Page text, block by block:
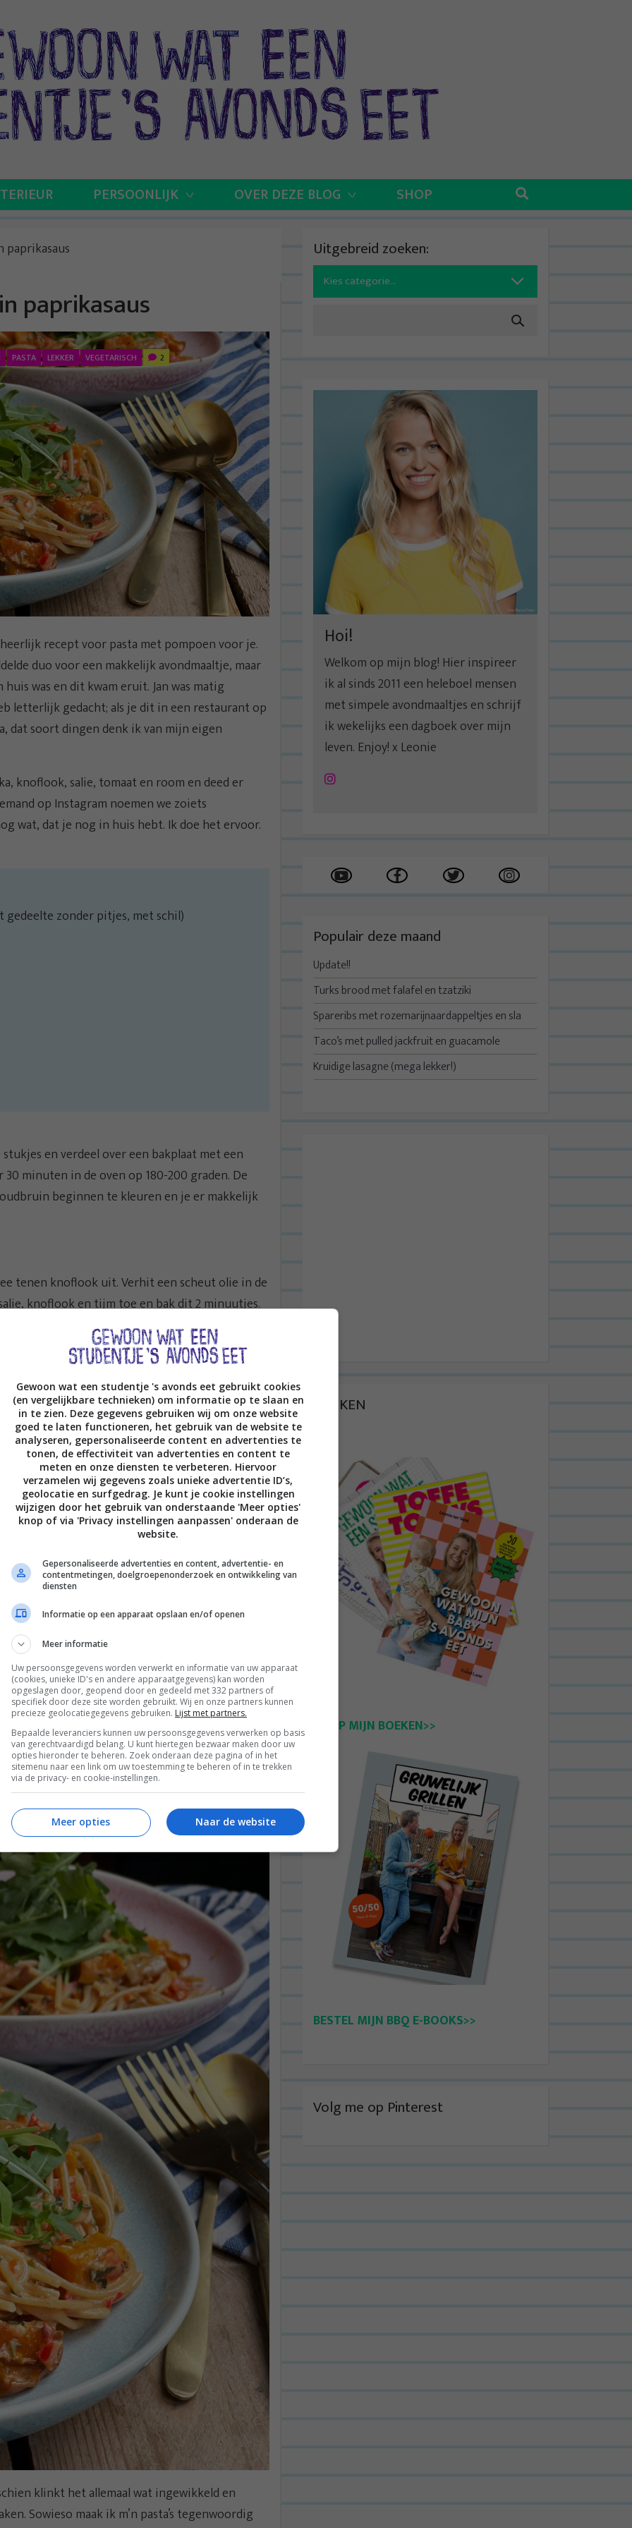
PERSOONLIJK OVER DEZE BLOG SHOP
paprikasaus
paprikasaus
PASTA LEKKER VEGETARISCH 2
recept voor pasta met pompoen voor je.
duo voor een makkelijk avondmaaltje, maar
was en dit kwam eruit. Jan was matig
letterlijk gedacht; als je dit in een restaurant op
dat soort dingen denk ik van mijn eigen
knoflook, salie, tomaat en room en deed er
op Instagram noemen we zoiets
wat, dat je nog in huis hebt. Ik doe het ervoor.
gedeelte zonder pitjes, met schil)
en verdeel over een bakplaat met een
minuten in de oven op 180-200 graden. De
beginnen te kleuren en je er makkelijk
tenen knoflook uit. Verhit een scheut olie in de
knoflook en tijm toe en bak dit 2 minuutjes.
en voeg die dan toe aan de pan. Halveer
minuten ook toe aan de pan. Bak het eventjes
vuur eventjes wat hoger, zodat het lekker gaat
de pan van het vuur. Doe de saus in een
een hakmmolen die hittebestendig is. Ik
stukjes vlak, maar dat is prima. Als het maar
totdat de pasta klaar is.
af en bewaar een kopje van het kookvocht.
en dit zet je nog heel even aan om het
kookvocht bij de saus om ‘m dunner te
mengt, maar zet het vuur daarna ook weer
totdat de saus een mooie dikte heeft.
van gewoon water uit de kraan, omdat
en die bindt een saus. Dus dat is vet chill.
de pasta en top ‘m af met rucola. Eet
klinkt het allemaal wat ingewikkeld en
Sowieso maak ik m’n pasta’s tegenwoordig
Uitgebreid zoeken:
Search
for:
Hoi!
Welkom op mijn blog! Hier inspireer
ik al sinds 2011 een heleboel mensen
met simpele avondmaaltjes en schrijf
ik wekelijks een dagboek over mijn
leven. Enjoy! x Leonie
Instagram
Populair deze maand
Update!!
Turks brood met falafel en tzatziki
Spareribs met rozemarijnaardappeltjes en sla
Taco’s met pulled jackfruit en guacamole
Kruidige lasagne (mega lekker!)
BOEKEN
KOOP MIJN BOEKEN>>
BESTEL MIJN BBQ E-BOOKS>>
Volg me op Pinterest
Gewoon wat een studentje 's avonds eet gebruikt cookies
(en vergelijkbare technieken) om informatie op te slaan en
in te zien. Deze gegevens gebruiken wij om onze website
goed te laten functioneren, het gebruik van de website te
analyseren, gepersonaliseerde content en advertenties te
tonen, de effectiviteit van advertenties en content te
meten en onze diensten te verbeteren. Hiervoor
verzamelen wij gegevens zoals unieke advertentie ID’s,
geolocatie en surfgedrag. Je kunt je cookie instellingen
wijzigen door het gebruik van onderstaande 'Meer opties'
knop of via 'Privacy instellingen aanpassen' onderaan de
website.
Gepersonaliseerde advertenties en content, advertentie- en
contentmetingen, doelgroepenonderzoek en ontwikkeling van
diensten
Informatie op een apparaat opslaan en/of openen
Meer informatie
Uw persoonsgegevens worden verwerkt en informatie van uw apparaat
(cookies, unieke ID's en andere apparaatgegevens) kan worden
opgeslagen door, geopend door en gedeeld met 332 partners of
specifiek door deze site worden gebruikt. Wij en onze partners kunnen
precieze geolocatiegegevens gebruiken. Lijst met partners.
Bepaalde leveranciers kunnen uw persoonsgegevens verwerken op basis
van gerechtvaardigd belang. U kunt hiertegen bezwaar maken door uw
opties hieronder te beheren. Zoek onderaan deze pagina of in het
sitemenu naar een link om uw toestemming te beheren of in te trekken
via de privacy- en cookie-instellingen.
Naar de website
Meer opties